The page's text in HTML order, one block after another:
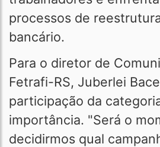
processos de
bancário.
Para o diretor de
Fetrafi-RS, Juberlei
participação da
importância. "Será o
decidirmos qual